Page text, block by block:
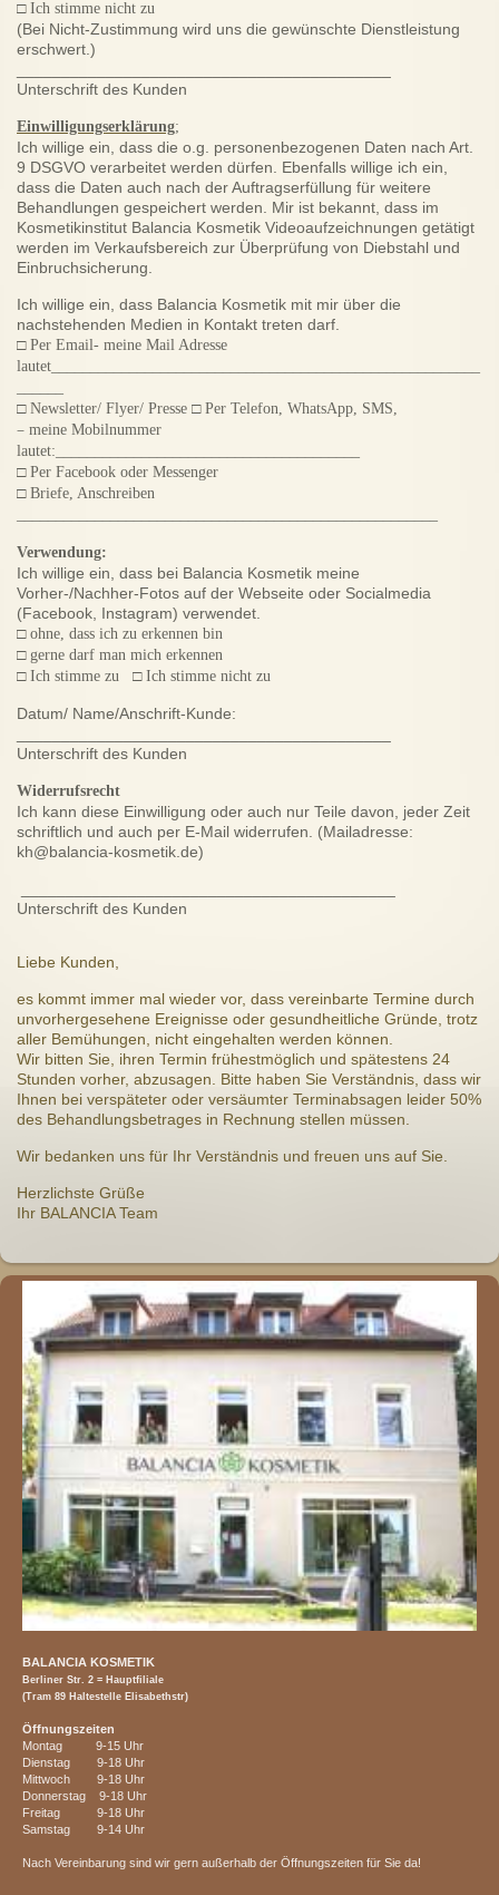
□ Ich stimme nicht zu
(Bei Nicht-Zustimmung wird uns die gewünschte Dienstleistung
erschwert.)
Unterschrift des Kunden
Einwilligungserklärung;
Ich willige ein, dass die o.g. personenbezogenen Daten nach Art.
9 DSGVO verarbeitet werden dürfen. Ebenfalls willige ich ein,
dass die Daten auch nach der Auftragserfüllung für weitere
Behandlungen gespeichert werden. Mir ist bekannt, dass im
Kosmetikinstitut Balancia Kosmetik Videoaufzeichnungen getätigt
werden im Verkaufsbereich zur Überprüfung von Diebstahl und
Einbruchsicherung.
Ich willige ein, dass Balancia Kosmetik mit mir über die
nachstehenden Medien in Kontakt treten darf.
□ Per Email- meine Mail Adresse
lautet_______________________________________________________
□ Newsletter/ Flyer/ Presse □ Per Telefon, WhatsApp, SMS,
– meine Mobilnummer
lautet:_______________________________________
□ Per Facebook oder Messenger
□ Briefe, Anschreiben
Verwendung:
Ich willige ein, dass bei Balancia Kosmetik meine
Vorher-/Nachher-Fotos auf der Webseite oder Socialmedia
(Facebook, Instagram) verwendet.
□ ohne, dass ich zu erkennen bin
□ gerne darf man mich erkennen
□ Ich stimme zu □ Ich stimme nicht zu
Datum/ Name/Anschrift-Kunde:
Unterschrift des Kunden
Widerrufsrecht
Ich kann diese Einwilligung oder auch nur Teile davon, jeder Zeit
schriftlich und auch per E-Mail widerrufen. (Mailadresse:
kh@balancia-kosmetik.de)
Unterschrift des Kunden
Liebe Kunden,
es kommt immer mal wieder vor, dass vereinbarte Termine durch
unvorhergesehene Ereignisse oder gesundheitliche Gründe, trotz
aller Bemühungen, nicht eingehalten werden können.
Wir bitten Sie, ihren Termin frühestmöglich und spätestens 24
Stunden vorher, abzusagen. Bitte haben Sie Verständnis, dass wir
Ihnen bei verspäteter oder versäumter Terminabsagen leider 50%
des Behandlungsbetrages in Rechnung stellen müssen.
Wir bedanken uns für Ihr Verständnis und freuen uns auf Sie.
Herzlichste Grüße
Ihr BALANCIA Team
BALANCIA KOSMETIK
Berliner Str. 2 = Hauptfiliale
(Tram 89 Haltestelle Elisabethstr)
Öffnungszeiten
Montag 9-15 Uhr
Dienstag 9-18 Uhr
Mittwoch 9-18 Uhr
Donnerstag 9-18 Uhr
Freitag 9-18 Uhr
Samstag 9-14 Uhr
Nach Vereinbarung sind wir gern außerhalb der Öffnungszeiten für Sie da!